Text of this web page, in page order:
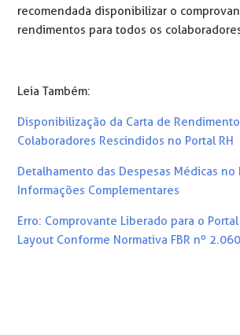
recomendada disponibilizar o
rendimentos para todos os
Leia Também:
Disponibilização da Carta de
Colaboradores Rescindidos no Portal RH
Detalhamento das Despesas Médicas no
Informações Complementares
Erro: Comprovante Liberado para o
Layout Conforme Normativa FBR nº